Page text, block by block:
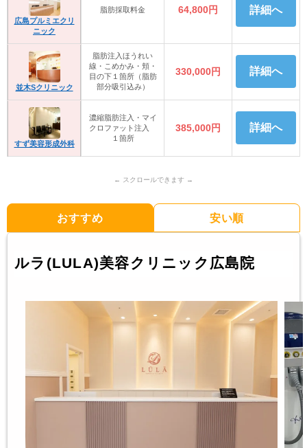
広島プルミエクリ
ニック
脂肪採取料金 64,800円 詳細へ
並木Sクリニック
脂肪注入ほうれい
線・こめかみ・頬・
目の下１箇所（脂肪
部分吸引込み）
330,000円 詳細へ
すず美容形成外科
濃縮脂肪注入・マイ
クロファット注入
１箇所
385,000円 詳細へ
おすすめ 安い順
ルラ(LULA)美容クリニック広島院